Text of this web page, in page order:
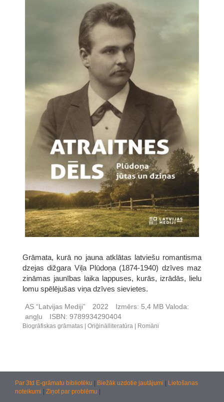
Grāmata, kurā no jauna atklātas latviešu romantisma
dzejas dižgara Viļa Plūdoņa (1874-1940) dzīves maz
zināmas jaunības laika lappuses, kurās, izrādās, lielu
lomu spēlējušas viņa dzīves sievietes.
AS “Latvijas Mediji” 2022 Izmērs: 5,4 MB Valoda:
angļu
ISBN: 9789934290404
Biogrāfiskas grāmatas Oriģinālliteratūra Romāni
Par 3td E-grāmatu bibliotēku Biežāk uzdotie jautājumi
Lietošanas
noteikumi
Ziņot par problēmu